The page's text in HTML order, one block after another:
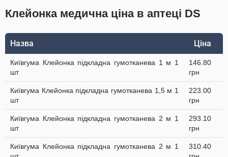
Клейонка медична ціна в аптеці DS
Назва Ціна
Київгума Клейонка підкладна гумотканева 1 м 1
шт
146.80
грн
Київгума Клейонка підкладна гумотканева 1,5 м 1
шт
223.00
грн
Київгума Клейонка підкладна гумотканева 2 м 1
шт
293.10
грн
Київгума Клейонка підкладна гумотканева 2 м 1
310.40